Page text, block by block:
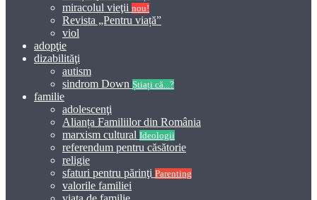
miracolul vieţii nou!
Revista „Pentru viață”
viol
adopţie
dizabilităţi
autism
sindrom Down Știați că...?
familie
adolescenţi
Alianța Familiilor din România
marxism cultural Ideologii
referendum pentru căsătorie
religie
sfaturi pentru părinţi Parenting
valorile familiei